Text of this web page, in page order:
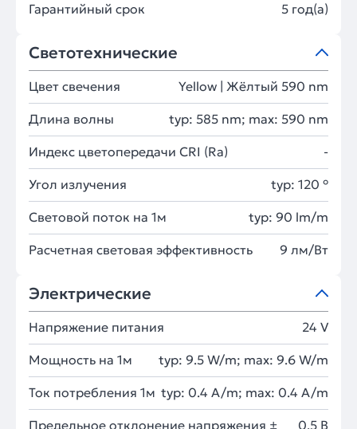
Гарантийный срок 5 год(а)
Светотехнические
Цвет свечения Yellow | Жёлтый 590 nm
Длина волны typ: 585 nm; max: 590 nm
Индекс цветопередачи CRI (Ra) -
Угол излучения typ: 120 °
Световой поток на 1м typ: 90 lm/m
Расчетная световая эффективность 9 лм/Вт
Электрические
Напряжение питания 24 V
Мощность на 1м typ: 9.5 W/m; max: 9.6 W/m
Ток потребления 1м typ: 0.4 A/m; max: 0.4 A/m
Предельное отклонение напряжения ± 0.5 В